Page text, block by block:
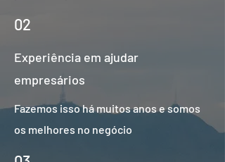
02
Experiência em ajudar
empresários
Fazemos isso há muitos anos e somos
os melhores no negócio